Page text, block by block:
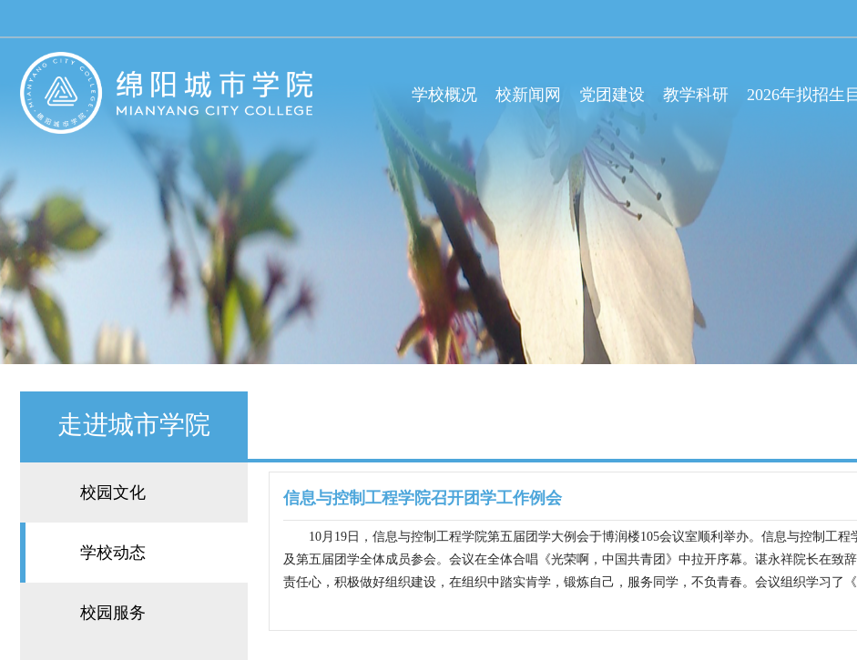
学校概况 校新闻网 党团建设 教学科研 2026年拟招生
走进城市学院
校园文化
学校动态
校园服务
信息与控制工程学院召开团学工作例会
10月19日，信息与控制工程学院第五届团学大例会于博润楼105会议室顺利举办。信息与控制工
及第五届团学全体成员参会。会议在全体合唱《光荣啊，中国共青团》中拉开序幕。谌永祥院长在致
责任心，积极做好组织建设，在组织中踏实肯学，锻炼自己，服务同学，不负青春。会议组织学习了